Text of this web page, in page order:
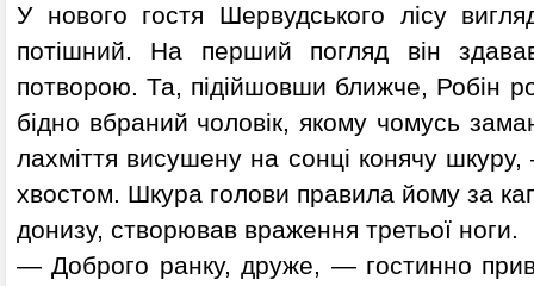
У нового гостя Шервудського лісу
потішний. На перший погляд він
потворою. Та, підійшовши ближче, Робін
бідно вбраний чоловік, якому чомусь
лахміття висушену на сонці конячу
хвостом. Шкура голови правила йому за
донизу, створював враження третьої ноги.
— Доброго ранку, друже, — гостинно